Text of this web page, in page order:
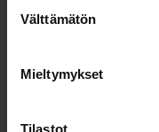
valinta
Välttämätön
Mieltymykset
Tilastot
jouluna
10.12.2025